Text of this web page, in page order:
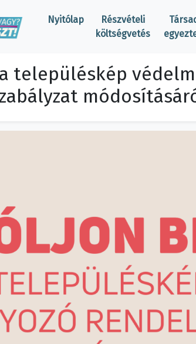
Nyitólap
Részvételi
költségvetés
településkép